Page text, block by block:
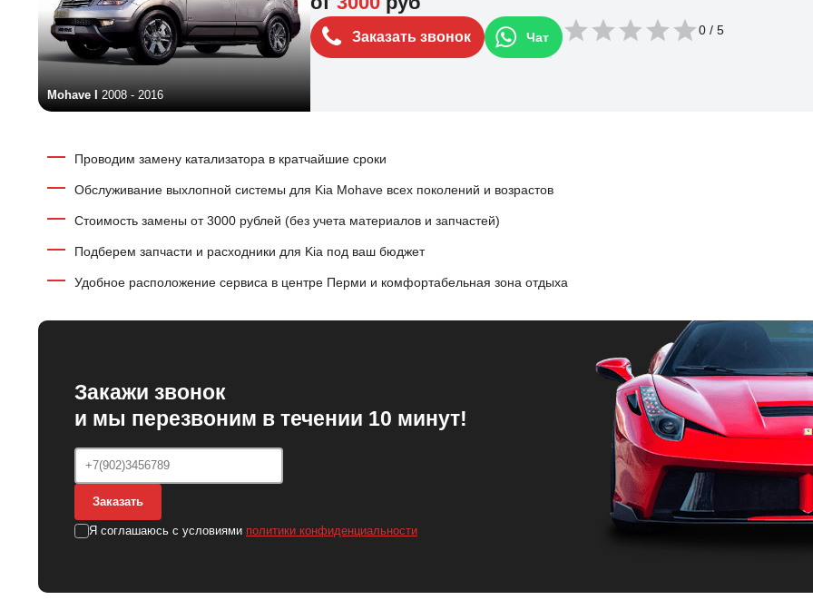
Mohave I 2008 - 2016
Заказать звонок Чат 0
Проводим замену катализатора в кратчайшие сроки
Обслуживание выхлопной системы для Kia Mohave всех поколений и возрастов
Стоимость замены от 3000 рублей (без учета материалов и запчастей)
Подберем запчасти и расходники для Kia под ваш бюджет
Удобное расположение сервиса в центре Перми и комфортабельная зона отдыха
Закажи звонок
и мы перезвоним в течении 10 минут!
Заказать
Я соглашаюсь с условиями политики конфиденциальности